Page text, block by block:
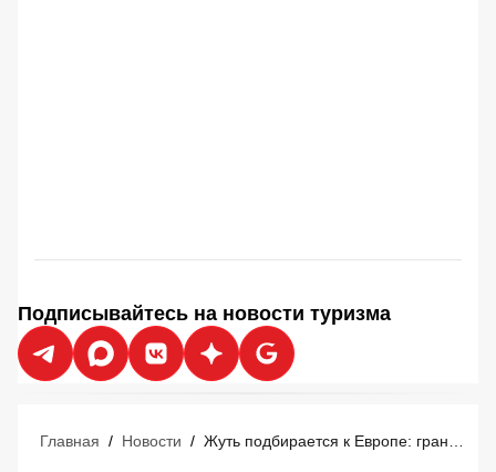
Подписывайтесь на новости туризма
Главная / Новости /